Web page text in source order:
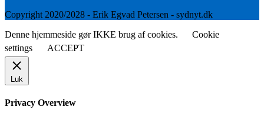
Copyright 2020/2028 - Erik Egvad Petersen - sydnyt.dk
Denne hjemmeside gør IKKE brug af cookies.
Cookie
settings
ACCEPT
Luk
Privacy Overview